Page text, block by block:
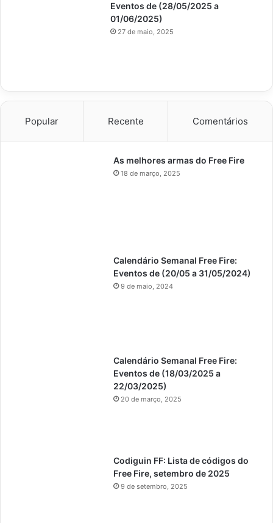
Eventos de (28/05/2025 a
01/06/2025)
27 de maio, 2025
Popular Recente Comentários
As melhores armas do Free Fire
18 de março, 2025
Calendário Semanal Free Fire:
Eventos de (20/05 a 31/05/2024)
9 de maio, 2024
Calendário Semanal Free Fire:
Eventos de (18/03/2025 a
22/03/2025)
20 de março, 2025
Codiguin FF: Lista de códigos do
Free Fire, setembro de 2025
9 de setembro, 2025